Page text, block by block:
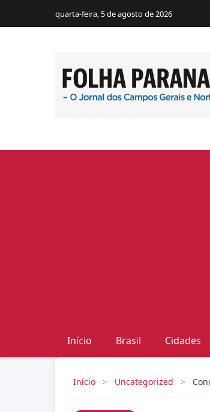
quarta-feira, 5 de agosto de 2026
Início Brasil Cidades
Início > Uncategorized >